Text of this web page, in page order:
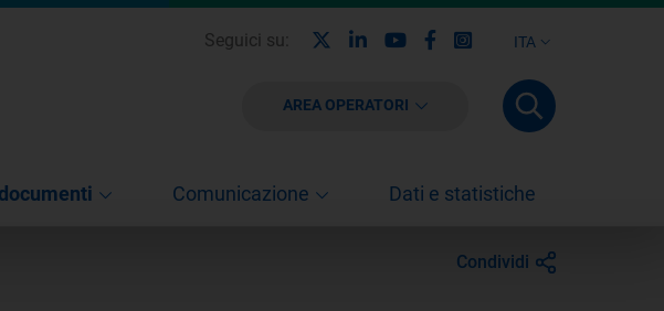
ITA
Seguici su: LinkedinYoutubeFacebook
Instagram
AREA OPERATORI
Comunicazione Dati e statistiche
Condividi